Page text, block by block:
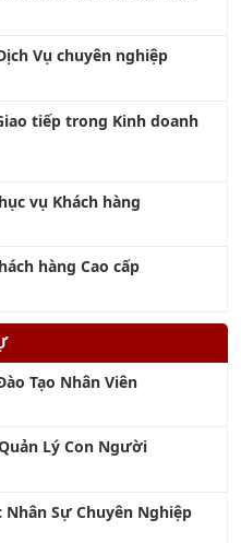
tiếp trong Kinh doanh
vụ Khách hàng
hàng Cao cấp
Lý Con Người
Sự Chuyên Nghiệp
Sự 4.0